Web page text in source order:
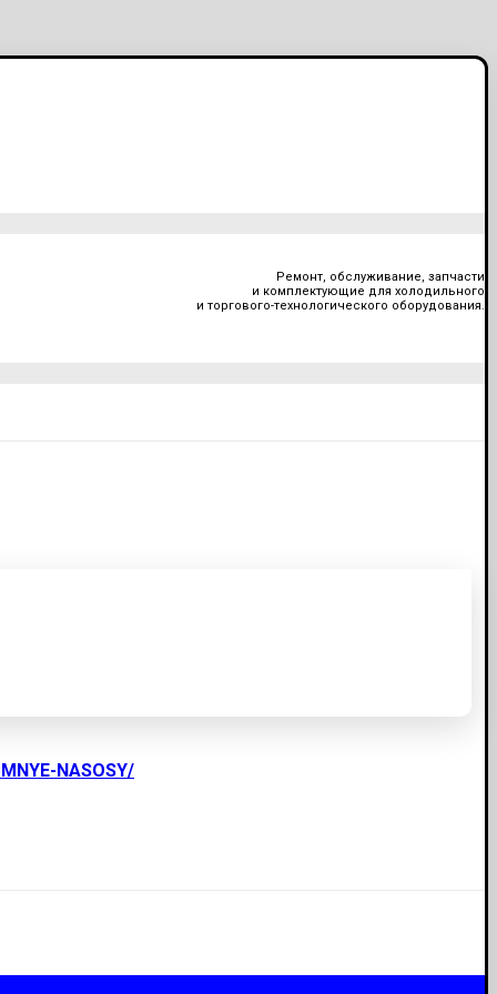
Ремонт, обслуживание, запчасти
и комплектующие для холодильного
и торгового-технологического оборудования.
NASOSY/